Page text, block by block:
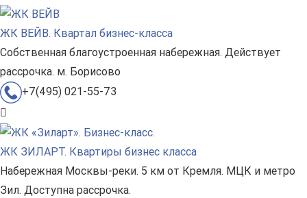
ЖК ВЕЙВ. Квартал бизнес-класса
Собственная благоустроенная набережная. Действует
рассрочка. м. Борисово
+7(495) 021-55-73
ЖК ЗИЛАРТ. Квартиры бизнес класса
Набережная Москвы-реки. 5 км от Кремля. МЦК и метро
Зил. Доступна рассрочка.